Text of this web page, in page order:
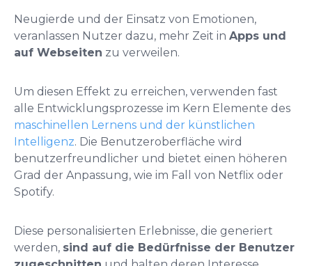
Neugierde und der Einsatz von Emotionen,
veranlassen Nutzer dazu, mehr Zeit in Apps und
auf Webseiten zu verweilen.
Um diesen Effekt zu erreichen, verwenden fast
alle Entwicklungsprozesse im Kern Elemente des
maschinellen Lernens und der künstlichen
Intelligenz. Die Benutzeroberfläche wird
benutzerfreundlicher und bietet einen höheren
Grad der Anpassung, wie im Fall von Netflix oder
Spotify.
Diese personalisierten Erlebnisse, die generiert
werden, sind auf die Bedürfnisse der Benutzer